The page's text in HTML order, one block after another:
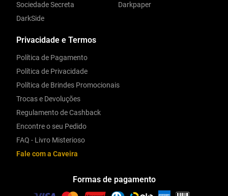
Privacidade e Termos
Política de Pagamento
Política de Privacidade
Política de Brindes Promocionais
Trocas e Devoluções
Regulamento de Cashback
Encontre o seu Pedido
FAQ - Livro Misterioso
Fale com a Caveira
Sociedade Secreta
DarkSide
Darkpaper
Formas de pagamento